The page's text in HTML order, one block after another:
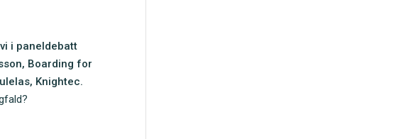
i paneldebatt
Boarding for
Knightec.